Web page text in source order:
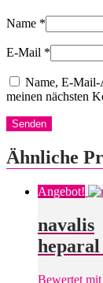
Name *
E-Mail *
Name, E-Mail-
meinen nächsten
Ähnliche
Angebot!
navalis
Bewertet mit